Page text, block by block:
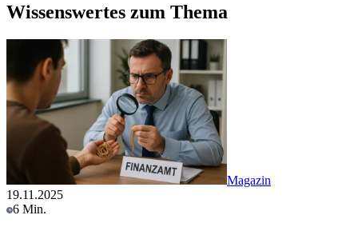
Wissenswertes zum Thema
Magazin
19.11.2025
6 Min.